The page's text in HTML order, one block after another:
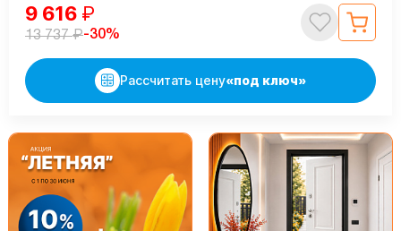
9 616 ₽
13 737₽-30%
Рассчитать цену«под ключ»